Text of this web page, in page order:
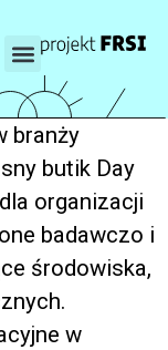
branży
butik Day
organizacji
badawczo i
środowiska,
w